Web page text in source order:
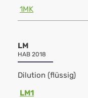
1MK
LM
HAB 2018
Dilution (flüssig)
LM1